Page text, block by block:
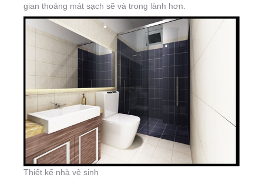
gian thoáng mát sạch sẽ và trong lành hơn.
Thiết kế nhà vệ sinh